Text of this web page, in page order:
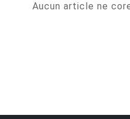
Aucun article ne